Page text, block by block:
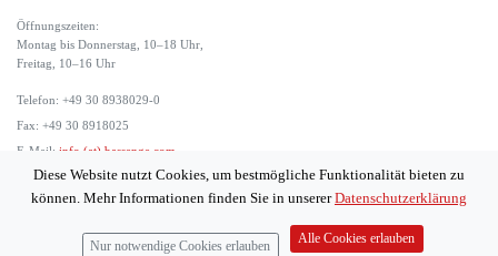
Öffnungszeiten:
Montag bis Donnerstag, 10–18 Uhr,
Freitag, 10–16 Uhr
Telefon: +49 30 8938029-0
Fax: +49 30 8918025
E-Mail: info (at) bassenge.com
Diese Website nutzt Cookies, um bestmögliche Funktionalität bieten zu
können. Mehr Informationen finden Sie in unsererDatenschutzerklärung
Nur notwendige Cookies erlauben
Alle Cookies erlauben